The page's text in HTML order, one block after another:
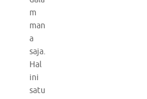
m
man
a
saja.
Hal
ini
satu